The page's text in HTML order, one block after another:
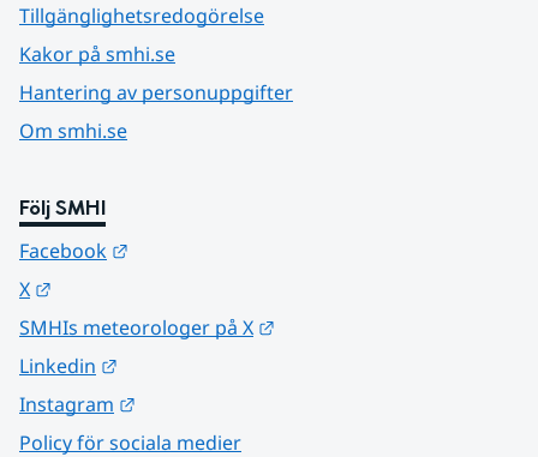
Tillgänglighetsredogörelse
Kakor på smhi.se
Hantering av personuppgifter
Om smhi.se
Följ SMHI
Facebook
X
SMHIs meteorologer på X
Linkedin
Instagram
Policy för sociala medier